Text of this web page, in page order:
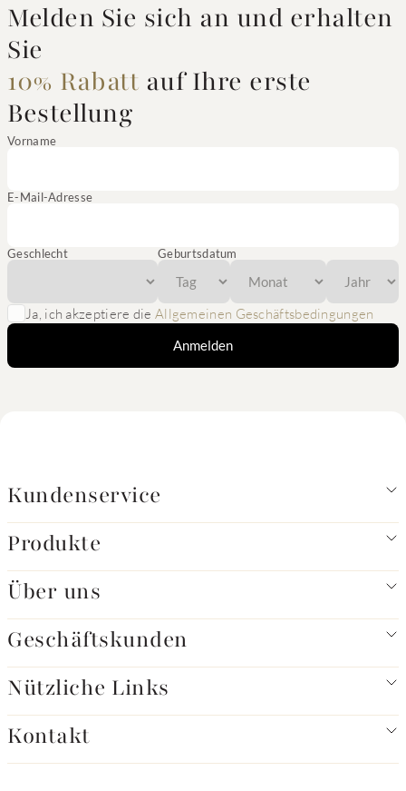
Melden Sie sich an und erhalten
Sie
10% Rabatt auf Ihre erste
Bestellung
Vorname
E-Mail-Adresse
Geschlecht Geburtsdatum
Ja, ich akzeptiere die Allgemeinen Geschäftsbedingungen
Anmelden
Kundenservice
Produkte
Über uns
Geschäftskunden
Nützliche Links
Kontakt